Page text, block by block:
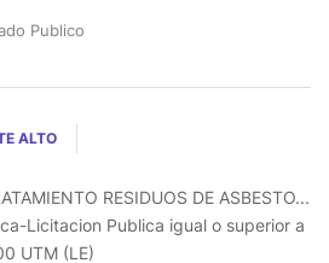
Publico
ALTO
RESIDUOS DE ASBESTO...
Licitacion Publica igual o superior a
UTM (LE)